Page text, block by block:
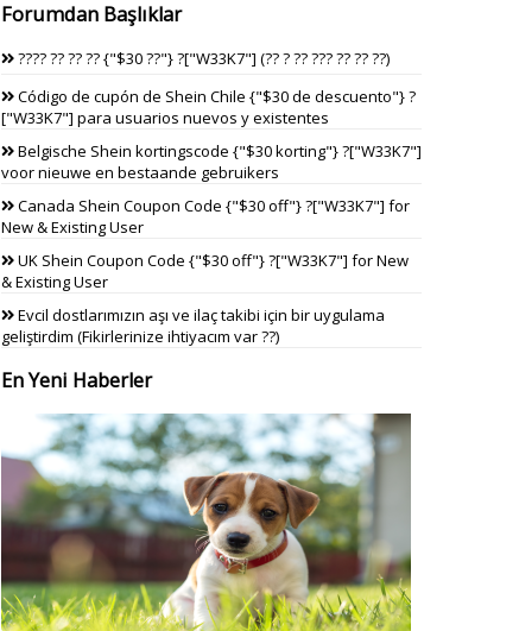
Forumdan Başlıklar
???? ?? ?? ?? {"$30 ??"} ?["W33K7"] (?? ? ?? ??? ?? ?? ??)
Código de cupón de Shein Chile {"$30 de descuento"} ?
["W33K7"] para usuarios nuevos y existentes
Belgische Shein kortingscode {"$30 korting"} ?["W33K7"]
voor nieuwe en bestaande gebruikers
Canada Shein Coupon Code {"$30 off"} ?["W33K7"] for
New & Existing User
UK Shein Coupon Code {"$30 off"} ?["W33K7"] for New
& Existing User
Evcil dostlarımızın aşı ve ilaç takibi için bir uygulama
geliştirdim (Fikirlerinize ihtiyacım var ??)
En Yeni Haberler